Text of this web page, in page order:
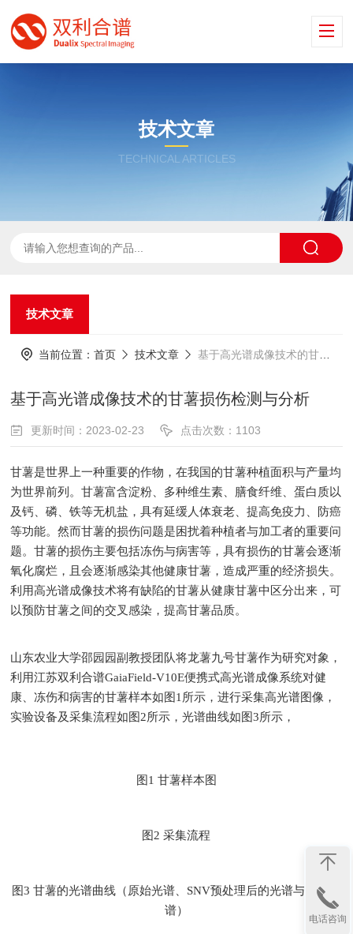
技术文章
TECHNICAL ARTICLES
技术文章
当前位置：首页 技术文章 基于高光谱成像技术的甘薯损伤检测与分析
基于高光谱成像技术的甘薯损伤检测与分析
更新时间：2023-02-23 点击次数：1103
甘薯是世界上一种重要的作物，在我国的甘薯种植面积与产量均
为世界前列。甘薯富含淀粉、多种维生素、膳食纤维、蛋白质以
及钙、磷、铁等无机盐，具有延缓人体衰老、提高免疫力、防癌
等功能。然而甘薯的损伤问题是困扰着种植者与加工者的重要问
题。甘薯的损伤主要包括冻伤与病害等，具有损伤的甘薯会逐渐
氧化腐烂，且会逐渐感染其他健康甘薯，造成严重的经济损失。
利用高光谱成像技术将有缺陷的甘薯从健康甘薯中区分出来，可
以预防甘薯之间的交叉感染，提高甘薯品质。
山东农业大学邵园园副教授团队将龙薯九号甘薯作为研究对象，
利用江苏双利合谱GaiaField-V10E便携式高光谱成像系统对健
康、冻伤和病害的甘薯样本如图1所示，进行采集高光谱图像，
实验设备及采集流程如图2所示，光谱曲线如图3所示，
图1 甘薯样本图
图2 采集流程
图3 甘薯的光谱曲线（原始光谱、SNV预处理后的光谱与平均光
谱）
电话咨询